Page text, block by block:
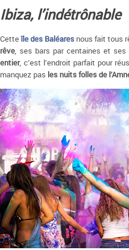
Ibiza, l’indétrônable
Cetteîle des Baléares nous fait tous
rêve, ses bars par centaines et ses
entier, c’est l’endroit parfait pour
manquez pas les nuits folles de